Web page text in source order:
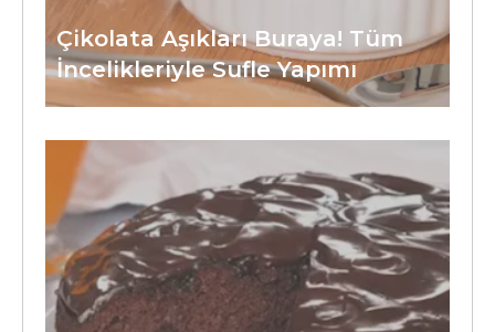
Çikolata Aşıkları Buraya! Tüm
İncelikleriyle Sufle Yapımı